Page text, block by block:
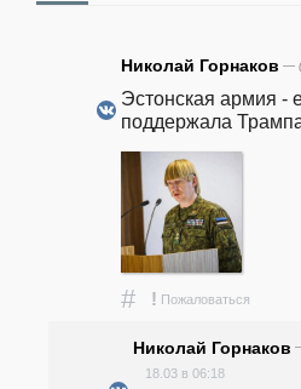
Николай Горнаков —
Эстонская армия -
поддержала
# ! Пожаловаться
Николай Горнаков
18.03 в 06:18